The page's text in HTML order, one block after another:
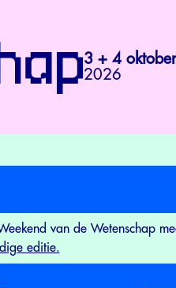
3 + 4 oktober
2026
van de Wetenschap
editie.